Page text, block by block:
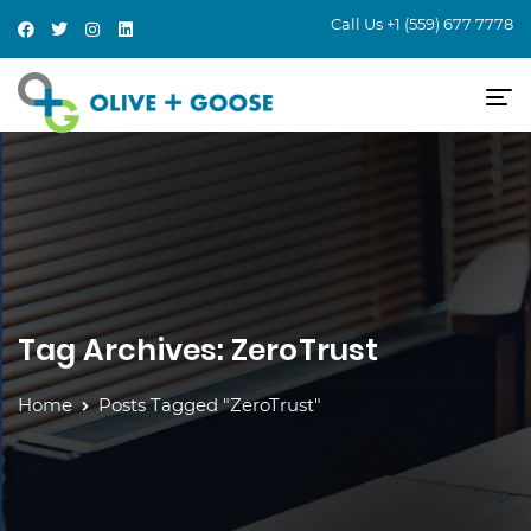
Call Us +1 (559) 677 7778
Tag Archives: ZeroTrust
Home Posts Tagged "ZeroTrust"